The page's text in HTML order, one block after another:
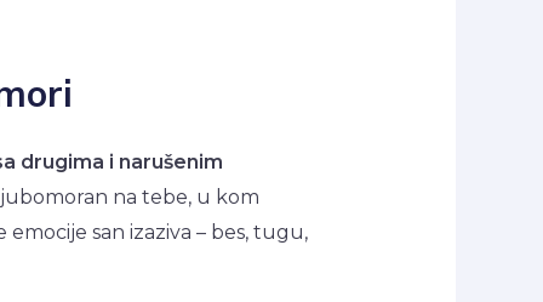
drugima i narušenim
na tebe, u kom
san izaziva – bes, tugu,